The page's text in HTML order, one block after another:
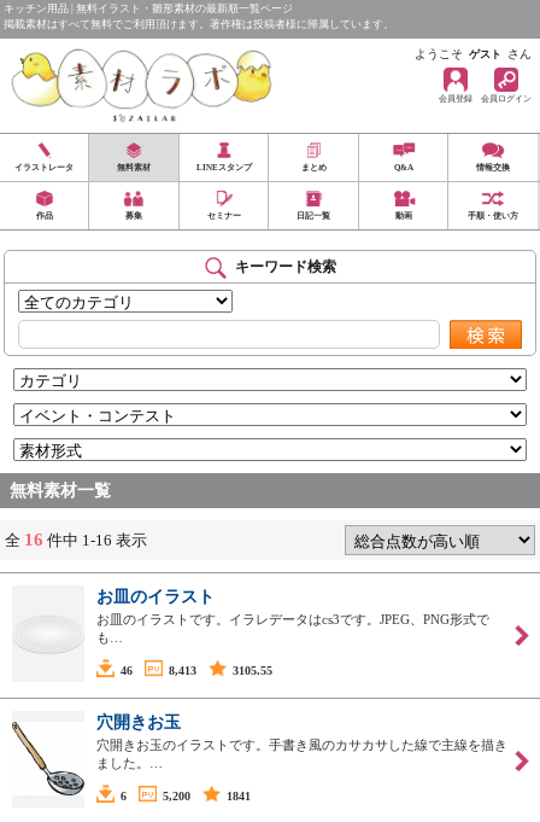
キッチン用品 | 無料イラスト・雛形素材の最新順一覧ページ
掲載素材はすべて無料でご利用頂けます。著作権は投稿者様に帰属しています。
ようこそ ゲスト さん
会員登録 会員ログイン
イラストレータ 無料素材 LINEスタンプ まとめ Q&A 情報交換
作品 募集 セミナー 日記一覧 動画 手順・使い方
キーワード検索
無料素材一覧
全 16 件中 1-16 表示
お皿のイラスト
お皿のイラストです。イラレデータはcs3です。JPEG、PNG形式で
も…
46 8,413 3105.55
穴開きお玉
穴開きお玉のイラストです。手書き風のカサカサした線で主線を描き
ました。…
6 5,200 1841